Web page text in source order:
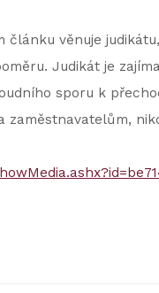
článku věnuje
Judikát je
sporu k